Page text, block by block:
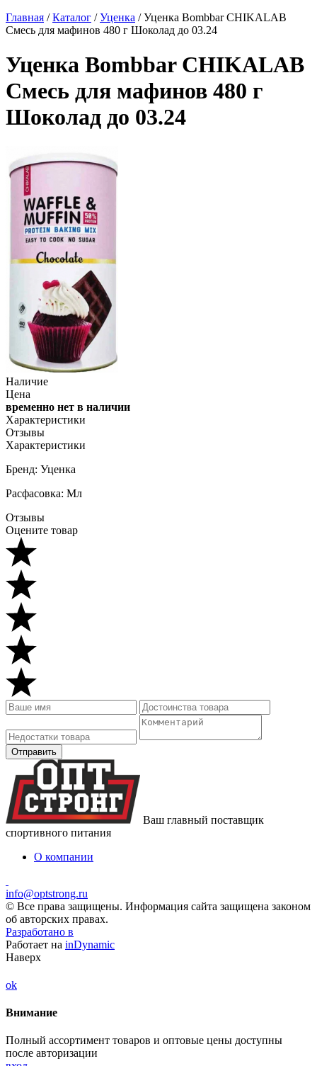
Главная /Каталог /Уценка /Уценка Bombbar CHIKALAB
Смесь для мафинов 480 г Шоколад до 03.24
Уценка Bombbar CHIKALAB
Смесь для мафинов 480 г
Шоколад до 03.24
Наличие
Цена
временно нет в наличии
Характеристики
Отзывы
Характеристики
Бренд: Уценка
Расфасовка: Мл
Отзывы
Оцените товар
Ваш главный поставщик
спортивного питания
О компании
info@optstrong.ru
© Все права защищены. Информация сайта защищена законом
об авторских правах.
Разработано в
Работает на inDynamic
Наверх
ok
Внимание
Полный ассортимент товаров и оптовые цены доступны
после авторизации